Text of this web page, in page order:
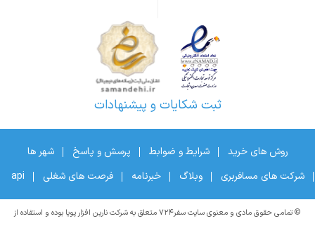
ثبت شکایات و پیشنهادات
روش های خرید شرایط و ضوابط پرسش و پاسخ
شهر ها
شرکت های مسافربری
وبلاگ خبرنامه فرصت های شغلی api
© تمامی حقوق مادی و معنوی سایت سفر۷۲۴ متعلق به شرکت نارین افزار پویا بوده و استفاده از